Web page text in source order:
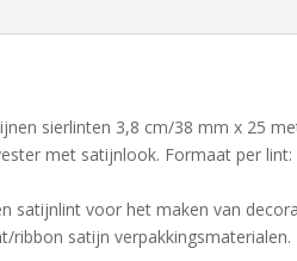
sierlinten 3,8 cm/38 mm x 25
met satijnlook. Formaat per
satijnlint voor het maken van
ribbon satijn verpakkingsmaterialen.